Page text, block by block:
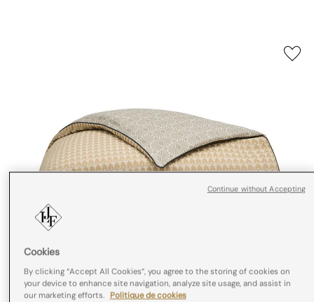
Cookies
By clicking “Accept All Cookies”, you agree to the storing of cookies on
your device to enhance site navigation, analyze site usage, and assist in
our marketing efforts. Politique de cookies
Continue without Accepting